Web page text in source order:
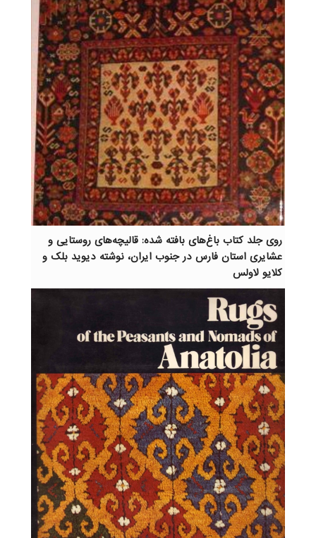
روی جلد کتاب باغ‌های بافته شده: قالیچه‌های روستایی و
عشایری استان فارس در جنوب ایران، نوشته دیوید بلک و
کلایو لاولس